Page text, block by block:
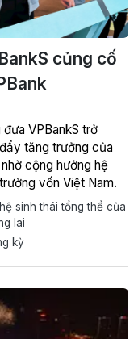
củng cố
VPBankS trở
tăng trưởng của
cộng hưởng hệ
vốn Việt Nam.
sinh thái tổng thể của
lai
kỳ